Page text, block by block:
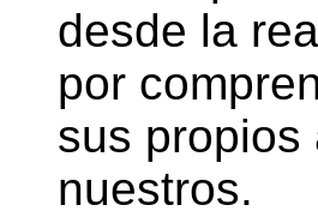
desde la
por
sus propios
nuestros.